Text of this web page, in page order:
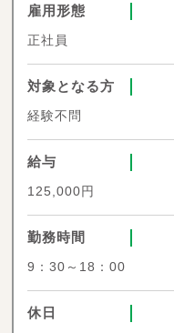
雇用形態
正社員
対象となる方
経験不問
給与
125,000円
勤務時間
9：30～18：00
休日